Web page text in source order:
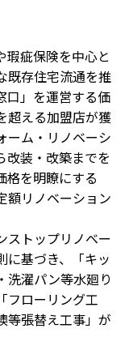
疵保険を中心と
既存住宅流通を推
口」を運営する価
超える加盟店が獲
ーム・リノベーシ
改装・改築までを
格を明瞭にする
額リノベーション
ストップリノベー
に基づき、「キッ
洗濯パン等水廻り
フローリング工
等張替え工事」が